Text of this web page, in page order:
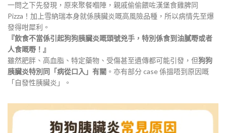
一問之下先發現，原來聚餐嗰陣，親戚偷偷餵咗漢堡食雞脾同
Pizza！加上雪納瑞本身就係胰臟炎嘅高風險品種，所以病情先至爆
發得咁犀利。
『飲食不當係引起狗狗胰臟炎嘅頭號兇手，特別係食到油膩嘢或者
人食嘅嘢！』
雖然肥胖、高血脂、特定藥物、受傷甚至遺傳都可能引發，但狗狗
胰臟炎特別同「病從口入」有關 。亦有部分 case 係搵唔到原因嘅
「自發性胰臟炎」。